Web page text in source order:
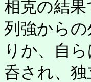
相克の結
列強から
りか、自
呑され、